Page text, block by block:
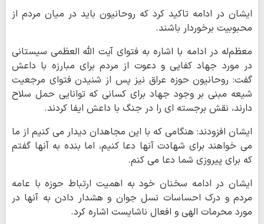
ایشان در ادامه تاکید کرد که روحانیون باید در میان مردم از
محبوبیت برخوردار باشند.
معظم‌له در ادامه با اشاره به فتوای آیت الله العظمی سیستانی
در مورد جهاد کفایی و دعوت از مردم برای مبارزه با داعش
گفت: روحانیون حوزه عراق نیز پس از شنیدن فتوای مرجعیت
شیعه مبنی بر وجود جهاد برای کسانی که توانایی حمل سلاح
دارند، نقش برجسته ای را در جنگ با داعش ایفا کردند.
ایشان افزودند: هنگامی که با این مجاهدان دیدار می کنیم از ما
می خواهند برای شهادت آنها دعا کنیم، اما بنده به آنها گفتم
که برای پیروزی شما دعا می کنم.
ایشان در ادامه سخنان خود به اهمیت ارتباط حوزه با عامه
مردم و درک احساسات نسل جوان و هشدار دادن به آنها در
مورد محرمات الهی و افعال ناشایست اشاره کرد.